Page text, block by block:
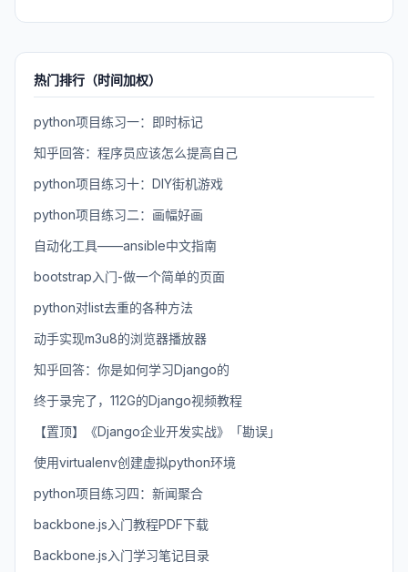
热门排行（时间加权）
python项目练习一：即时标记
知乎回答：程序员应该怎么提高自己
python项目练习十：DIY街机游戏
python项目练习二：画幅好画
自动化工具——ansible中文指南
bootstrap入门-做一个简单的页面
python对list去重的各种方法
动手实现m3u8的浏览器播放器
知乎回答：你是如何学习Django的
终于录完了，112G的Django视频教程
【置顶】《Django企业开发实战》「勘误」
使用virtualenv创建虚拟python环境
python项目练习四：新闻聚合
backbone.js入门教程PDF下载
Backbone.js入门学习笔记目录